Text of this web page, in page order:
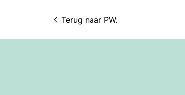
Terug naar PW.